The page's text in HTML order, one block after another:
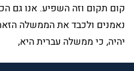
קום תקום וזה השפיע. אנו גם
נאמנים ולכבד את הממשלה
יהיה, כי ממשלה עברית היא,